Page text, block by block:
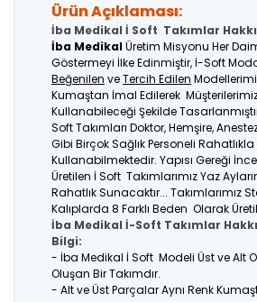
Ürün Açıklaması:
İba Medikal İ Soft Takımlar
İba MedikalÜretim Misyonu Her
Göstermeyi İlke Edinmiştir, İ-Soft
Beğenilen veTercih Edilen
Kumaştan İmal Edilerek
Kullanabileceği Şekilde
Soft Takımları Doktor, Hemşire,
Gibi Birçok Sağlık Personeli Rahatlıkla
Kullanabilmektedir. Yapısı Gereği
Üretilen İ Soft Takımlarımız Yaz
Rahatlık Sunacaktır... Takımlarımız
Kalıplarda 8 Farklı Beden Olarak
İba Medikal İ-Soft Takımlar
Bilgi:
- İba Medikal İ Soft Modeli Üst ve Alt
Oluşan Bir Takımdır.
- Alt ve Üst Parçalar Aynı Renk